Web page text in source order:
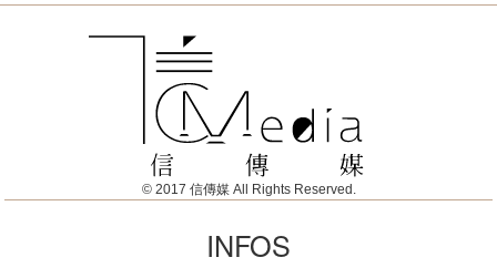
© 2017 信傳媒 All Rights Reserved.
INFOS